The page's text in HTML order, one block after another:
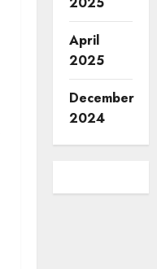
April
2025
December
2024